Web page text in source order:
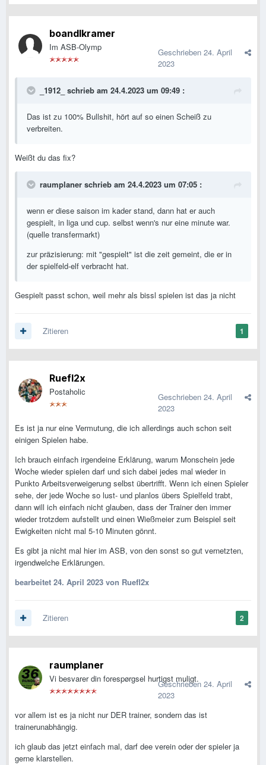
boandlkramer
Im ASB-Olymp Geschrieben 24. April
2023
_1912_ schrieb am 24.4.2023 um 09:49 :
Das ist zu 100% Bullshit, hört auf so einen Scheiß zu
verbreiten.
Weißt du das fix?
raumplaner schrieb am 24.4.2023 um 07:05 :
wenn er diese saison im kader stand, dann hat er auch
gespielt, in liga und cup. selbst wenn's nur eine minute war.
(quelle transfermarkt)
zur präzisierung: mit "gespielt" ist die zeit gemeint, die er in
der spielfeld-elf verbracht hat.
Gespielt passt schon, weil mehr als bissl spielen ist das ja nicht
1
Zitieren
Ruefl2x
Postaholic Geschrieben 24. April
2023
Es ist ja nur eine Vermutung, die ich allerdings auch schon seit
einigen Spielen habe.
Ich brauch einfach irgendeine Erklärung, warum Monschein jede
Woche wieder spielen darf und sich dabei jedes mal wieder in
Punkto Arbeitsverweigerung selbst übertrifft. Wenn ich einen Spieler
sehe, der jede Woche so lust- und planlos übers Spielfeld trabt,
dann will ich einfach nicht glauben, dass der Trainer den immer
wieder trotzdem aufstellt und einen Wießmeier zum Beispiel seit
Ewigkeiten nicht mal 5-10 Minuten gönnt.
Es gibt ja nicht mal hier im ASB, von den sonst so gut vernetzten,
irgendwelche Erklärungen.
bearbeitet 24. April 2023 von Ruefl2x
2
Zitieren
raumplaner
Vi besvarer din forespørgsel hurtigst muligt.
Geschrieben 24. April
2023
vor allem ist es ja nicht nur DER trainer, sondern das ist
trainerunabhängig.
ich glaub das jetzt einfach mal, darf dee verein oder der spieler ja
gerne klarstellen.